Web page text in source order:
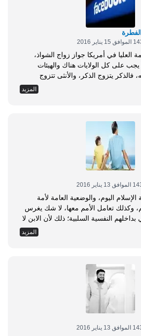
العليا في أمريكا جواز زواج الشواذ،
يجب على كل الولايات هناك والهيئات
فالذكر يتزوج الذكر، والأنثى تتزوج
خرج الرئيس الأمريكي في تدوينة له على
تويتر يعلن ترحيبه بهذا الحكم، واعتبر
المزيد
اليوم، والوضعية العامة لأمة
وكذلك تعامل الأمم معها، لا شك يغرس
النفسية السلبية؛ ذلك لأن الابن لا
أصبح يدرك ويعي، إلا الشكوى واللوم من
وقلة الموارد المادية، والتأفف
المزيد